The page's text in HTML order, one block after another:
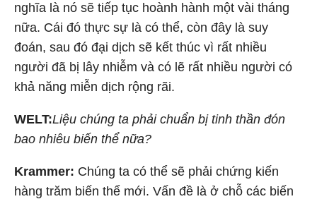
nghĩa là nó sẽ tiếp tục hoành hành một vài tháng
nữa. Cái đó thực sự là có thể, còn đây là suy
đoán, sau đó đại dịch sẽ kết thúc vì rất nhiều
người đã bị lây nhiễm và có lẽ rất nhiều người có
khả năng miễn dịch rộng rãi.
WELT:Liệu chúng ta phải chuẩn bị tinh thần đón
bao nhiêu biến thể nữa?
Krammer: Chúng ta có thể sẽ phải chứng kiến
hàng trăm biến thể mới. Vấn đề là ở chỗ các biến